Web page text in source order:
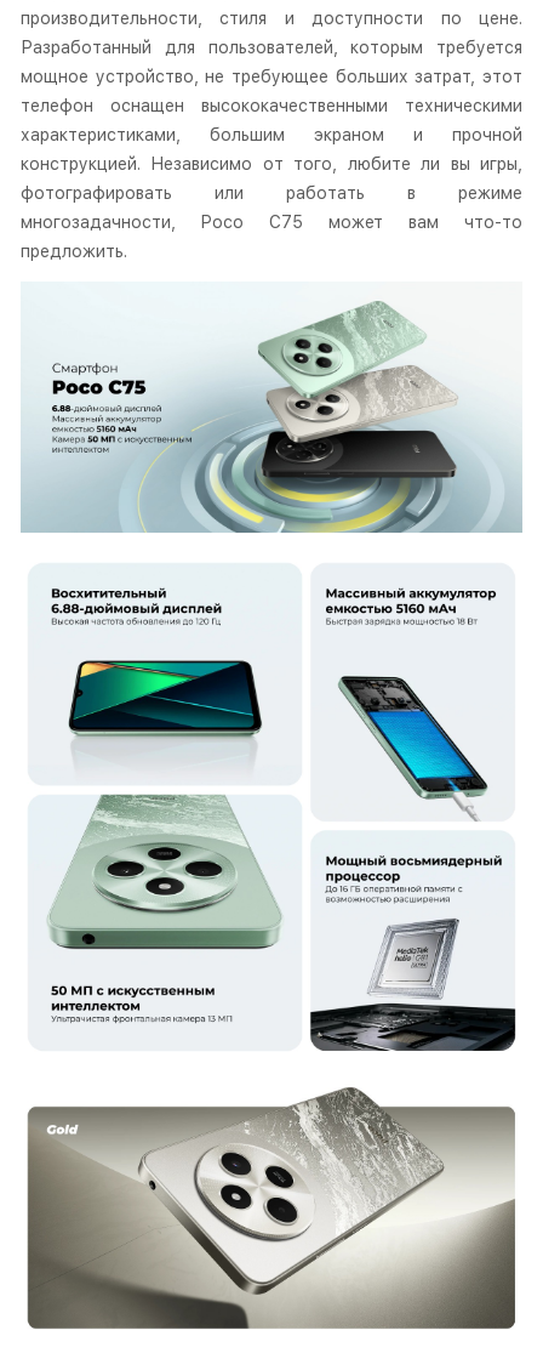
производительности, стиля и доступности по цене.
Разработанный для пользователей, которым требуется
мощное устройство, не требующее больших затрат, этот
телефон оснащен высококачественными техническими
характеристиками, большим экраном и прочной
конструкцией. Независимо от того, любите ли вы игры,
фотографировать или работать в режиме
многозадачности, Poco C75 может вам что-то
предложить.